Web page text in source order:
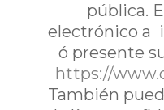
pública.
electrónico a
ó presente
https://
También